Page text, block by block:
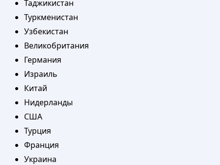
Таджикистан
Туркменистан
Узбекистан
Великобритания
Германия
Израиль
Китай
Нидерланды
США
Турция
Франция
Украина